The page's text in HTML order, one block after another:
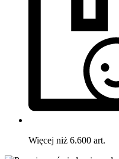
Więcej niż 6.600 art.